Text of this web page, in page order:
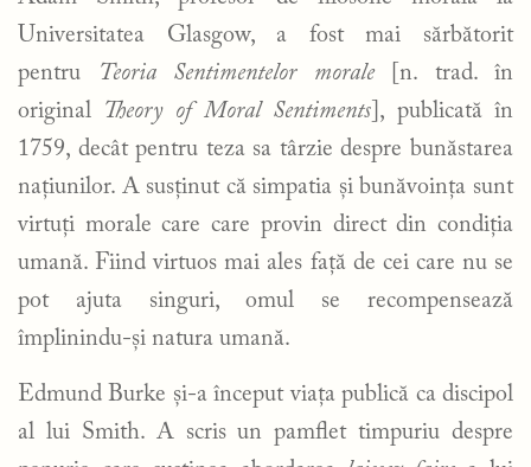
Universitatea Glasgow, a fost mai sărbătorit
pentru
Teoria Sentimentelor morale[n. trad. în
original Theory of Moral Sentiments ], publicată în
1759, decât pentru teza sa târzie despre bunăstarea
națiunilor. A susținut că simpatia și bunăvoința sunt
virtuți morale care care provin direct din condiția
umană. Fiind virtuos mai ales față de cei care nu se
pot ajuta singuri, omul se recompensează
împlinindu-și natura umană.
Edmund Burke și-a început viața publică ca discipol
al lui Smith. A scris un pamflet timpuriu despre